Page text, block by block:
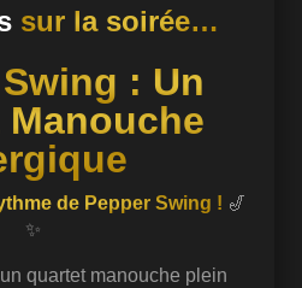
sur la soirée…
: Un
Manouche
de Pepper Swing ! 🎷
✨
quartet manouche plein